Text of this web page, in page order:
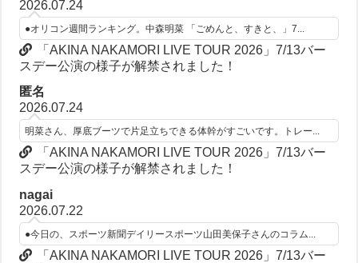
2026.07.24
●オリコン週間ランキング。中森明菜 「ごめんと、すきと、」7...
「AKINA NAKAMORI LIVE TOUR 2026」7/13バー
スデー公演の様子が解禁されました！
匿名
2026.07.24
明菜さん、厚底ブーツで片足立ちできる体幹がすごいです。トレー...
「AKINA NAKAMORI LIVE TOUR 2026」7/13バー
スデー公演の様子が解禁されました！
nagai
2026.07.22
●今日の、スポーツ新聞デイリースポーツ山田美保子さんのコラム...
「AKINA NAKAMORI LIVE TOUR 2026」7/13バー